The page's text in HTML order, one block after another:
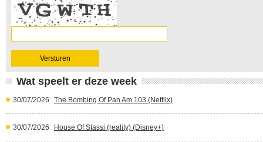
Wat speelt er deze week
30/07/2026 The Bombing Of Pan Am 103 (Netflix)
30/07/2026 House Of Stassi (reality) (Disney+)